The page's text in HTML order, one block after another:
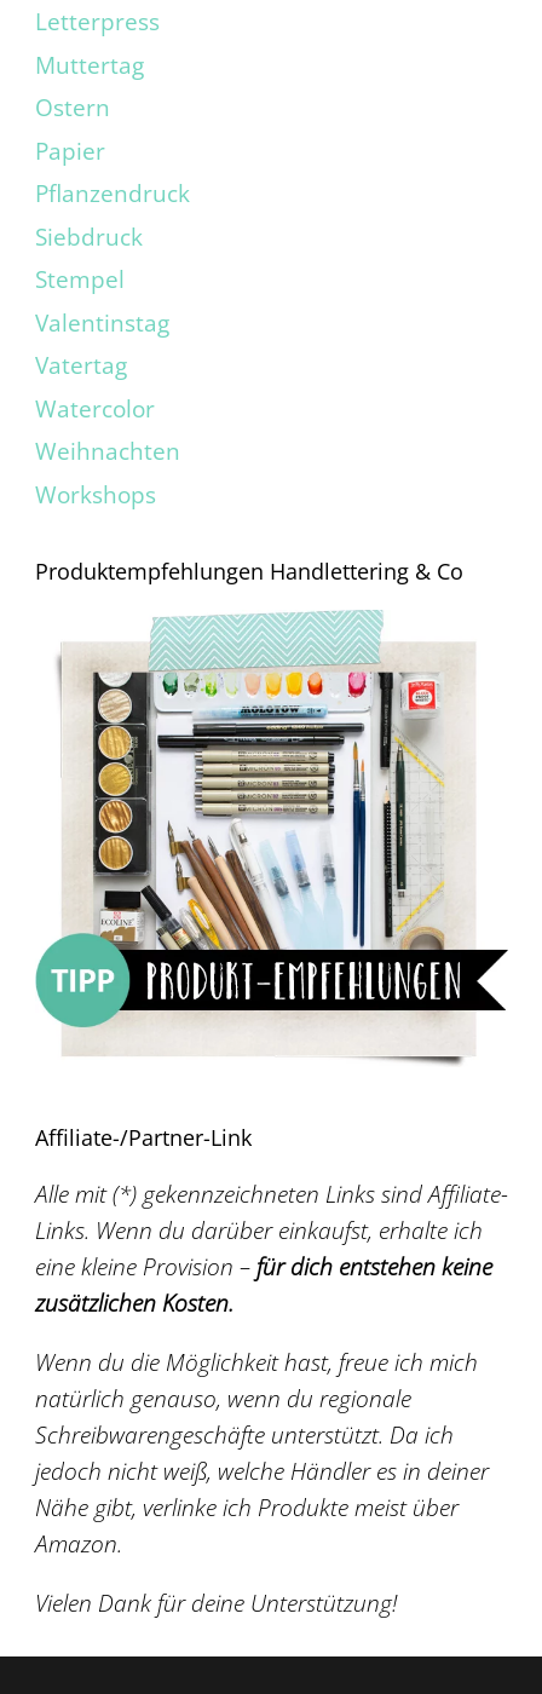
Letterpress
Muttertag
Ostern
Papier
Pflanzendruck
Siebdruck
Stempel
Valentinstag
Vatertag
Watercolor
Weihnachten
Workshops
Produktempfehlungen Handlettering & Co
Affiliate-/Partner-Link
Alle mit (*) gekennzeichneten Links sind Affiliate-
Links. Wenn du darüber einkaufst, erhalte ich
eine kleine Provision – für dich entstehen keine
zusätzlichen Kosten.
Wenn du die Möglichkeit hast, freue ich mich
natürlich genauso, wenn du regionale
Schreibwarengeschäfte unterstützt. Da ich
jedoch nicht weiß, welche Händler es in deiner
Nähe gibt, verlinke ich Produkte meist über
Amazon.
Vielen Dank für deine Unterstützung!